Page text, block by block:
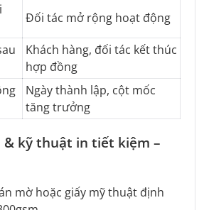
Đối tác mở rộng hoạt động
Khách hàng, đối tác kết thúc
hợp đồng
Ngày thành lập, cột mốc
tăng trưởng
& kỹ thuật in tiết kiệm –
mờ hoặc giấy mỹ thuật định